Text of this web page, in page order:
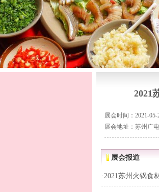
2021
展会时间：2021-05-
展会地址：苏州广
展会报道
·2021苏州火锅食